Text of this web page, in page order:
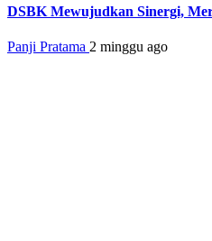
DSBK Mewujudkan Sinergi,
Panji Pratama 2 minggu ago